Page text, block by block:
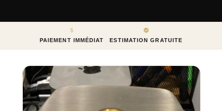
PAIEMENT IMMÉDIAT ESTIMATION GRATUITE